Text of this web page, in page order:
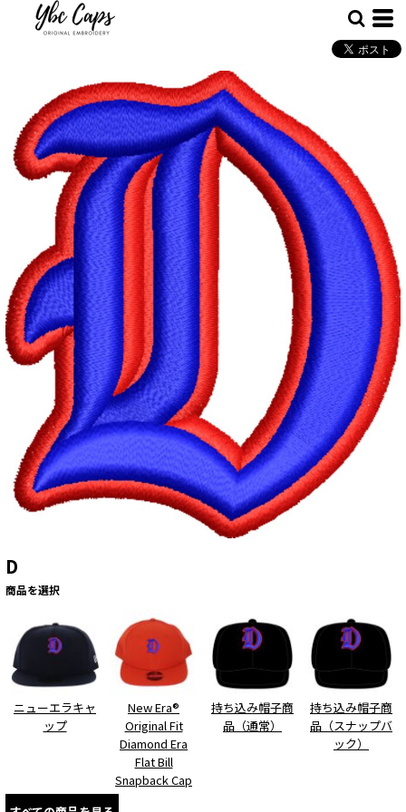
D
商品を選択
ニューエラキャ
ップ
New Era®
Original Fit
Diamond Era
Flat Bill
Snapback Cap
持ち込み帽子商
品（通常）
持ち込み帽子商
品（スナップバ
ック）